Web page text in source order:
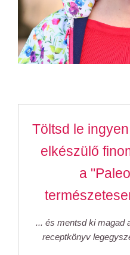
Töltsd le
elkészülő
a
... és mentsd ki magad
receptkönyv